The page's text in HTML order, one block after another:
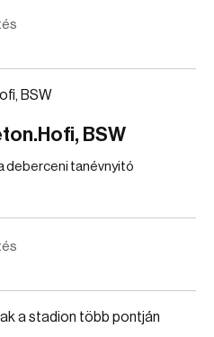
BSW
deberceni tanévnyitó